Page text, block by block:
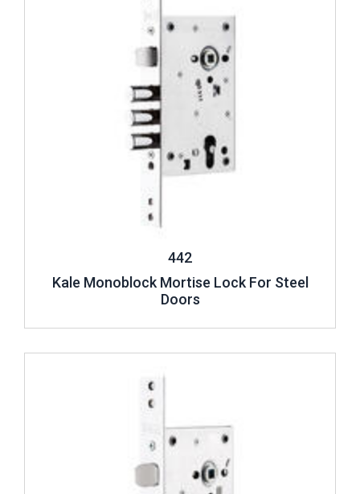
442
Kale Monoblock Mortise Lock For Steel
Doors